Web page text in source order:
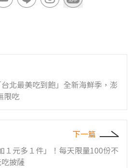
北最美吃到飽」全新海鮮季，澎
限吃
下一篇
１元多１件」！每天限量100份不
披薩